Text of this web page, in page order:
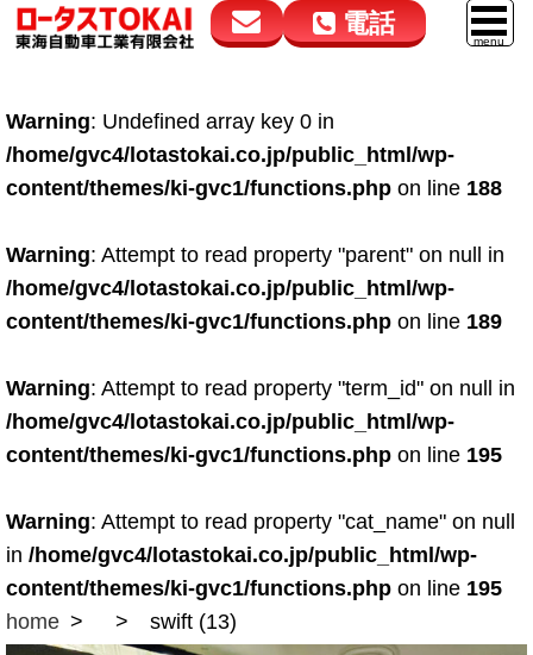
電話
050-5264-4432
9:00～18:00
050-5264-4433
9:00～18:00
車販売
スマイル車検
鈑金・塗装
点検・整備
ロードサービス
レンタカー
Warning: Undefined array key 0 in
/home/gvc4/lotastokai.co.jp/public_html/wp-
content/themes/ki-gvc1/functions.php on line 188
Warning: Attempt to read property "parent" on null in
/home/gvc4/lotastokai.co.jp/public_html/wp-
content/themes/ki-gvc1/functions.php on line 189
Warning: Attempt to read property "term_id" on null in
/home/gvc4/lotastokai.co.jp/public_html/wp-
content/themes/ki-gvc1/functions.php on line 195
Warning: Attempt to read property "cat_name" on null
in /home/gvc4/lotastokai.co.jp/public_html/wp-
content/themes/ki-gvc1/functions.php on line 195
home
swift (13)